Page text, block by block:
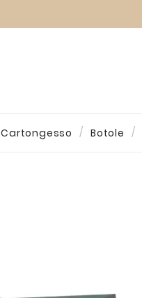
Cartongesso Botole